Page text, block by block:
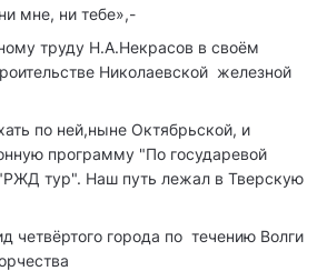
мне, ни тебе»,-
труду Н.А.Некрасов в своём
Николаевской железной
по ней,ныне Октябрьской, и
программу "По государевой
тур". Наш путь лежал в Тверскую
четвёртого города по течению Волги